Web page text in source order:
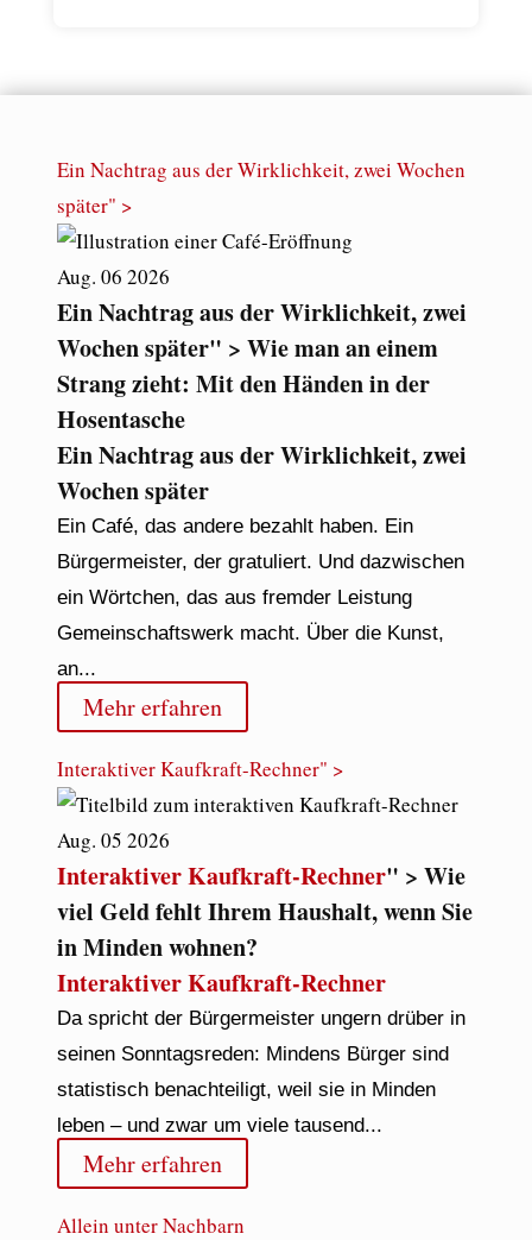
Ein Nachtrag aus der Wirklichkeit, zwei Wochen
später" >
Aug. 06 2026
Ein Nachtrag aus der Wirklichkeit, zwei
Wochen später" > Wie man an einem
Strang zieht: Mit den Händen in der
Hosentasche
Ein Nachtrag aus der Wirklichkeit, zwei
Wochen später
Ein Café, das andere bezahlt haben. Ein
Bürgermeister, der gratuliert. Und dazwischen
ein Wörtchen, das aus fremder Leistung
Gemeinschaftswerk macht. Über die Kunst,
an...
Mehr erfahren
Interaktiver Kaufkraft-Rechner" >
Aug. 05 2026
Interaktiver Kaufkraft-Rechner" > Wie
viel Geld fehlt Ihrem Haushalt, wenn Sie
in Minden wohnen?
Interaktiver Kaufkraft-Rechner
Da spricht der Bürgermeister ungern drüber in
seinen Sonntagsreden: Mindens Bürger sind
statistisch benachteiligt, weil sie in Minden
leben – und zwar um viele tausend...
Mehr erfahren
Allein unter Nachbarn